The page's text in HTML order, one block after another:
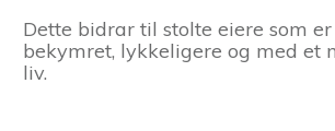
Dette bidrar til stolte eiere som
bekymret, lykkeligere og med et
liv.